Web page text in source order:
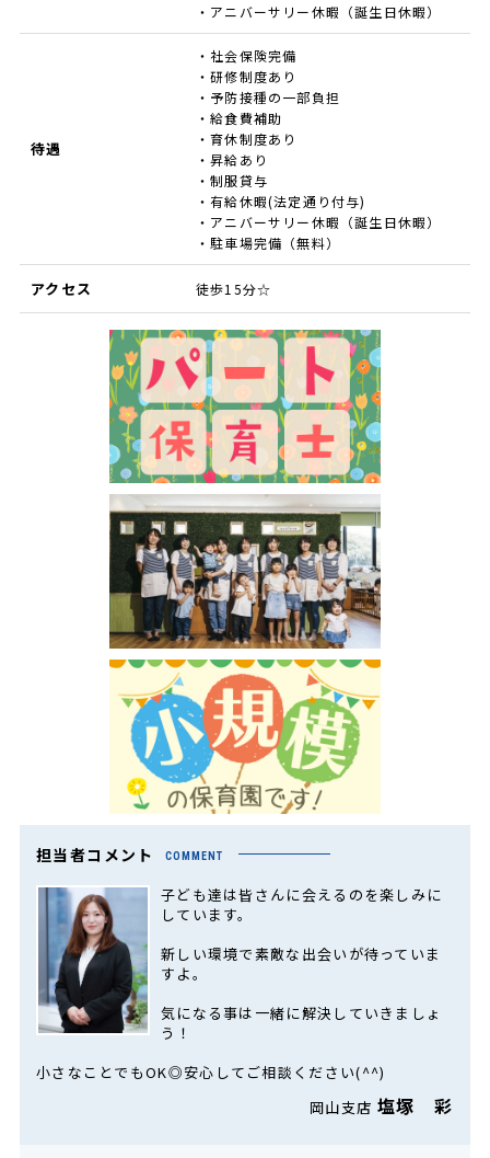
・アニバーサリー休暇（誕生日休暇）
待遇
・社会保険完備
・研修制度あり
・予防接種の一部負担
・給食費補助
・育休制度あり
・昇給あり
・制服貸与
・有給休暇(法定通り付与)
・アニバーサリー休暇（誕生日休暇）
・駐車場完備（無料）
アクセス 徒歩15分☆
担当者コメント COMMENT
子ども達は皆さんに会えるのを楽しみに
しています。
新しい環境で素敵な出会いが待っていま
すよ。
気になる事は一緒に解決していきましょ
う！
小さなことでもOK◎安心してご相談ください(^^)
岡山支店 塩塚 彩